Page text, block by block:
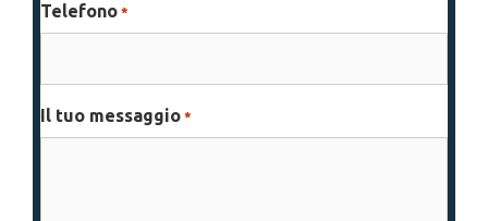
Telefono *
Il tuo messaggio *